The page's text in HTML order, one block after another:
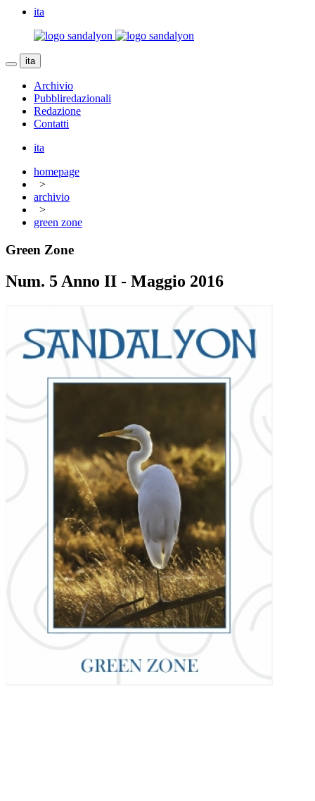
ita
ita
Archivio
Pubbliredazionali
Redazione
Contatti
ita
homepage
>
archivio
>
green zone
Green Zone
Num. 5 Anno II - Maggio 2016